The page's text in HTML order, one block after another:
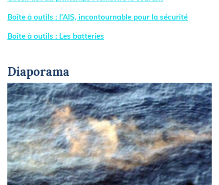
Boîte à outils : l’AIS, incontournable pour la sécurité
Boîte à outils : Les batteries
Diaporama